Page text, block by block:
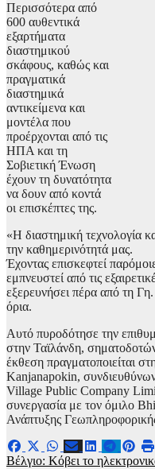
Περισσότερα από
600 αυθεντικά
εξαρτήματα
διαστημικού
σκάφους, καθώς και
πραγματικά
διαστημικά
αντικείμενα και
μοντέλα που
προέρχονται από τις
ΗΠΑ και τη
Σοβιετική Ένωση
έχουν τη δυνατότητα
να δουν από κοντά
οι επισκέπτες της.
«Η διαστημική τεχνολογία
την καθημερινότητά μας.
Έχοντας επισκεφτεί
εμπνευστεί από τις
εξερευνήσει πέρα από τη
όρια.
Αυτό πυροδότησε την
στην Ταϊλάνδη,
έκθεση πραγματοποιείται
Kanjanapokin,
Village Public Company
συνεργασία με τον όμιλο
Ανάπτυξης
Πλοήγηση
Βέλγιο: Κόβει το